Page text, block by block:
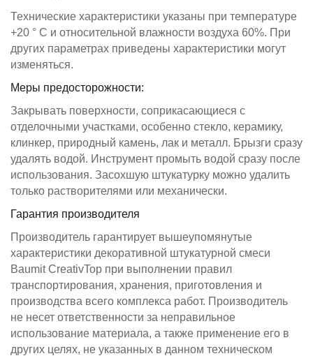
Технические характеристики указаны при температуре
+20 ° С и относительной влажности воздуха 60%. При
других параметрах приведены характеристики могут
изменяться.
Меры предосторожности:
Закрывать поверхности, соприкасающиеся с
отделочными участками, особенно стекло, керамику,
клинкер, природный камень, лак и металл. Брызги сразу
удалять водой. Инструмент промыть водой сразу после
использования. Засохшую штукатурку можно удалить
только растворителями или механически.
Гарантия производителя
Производитель гарантирует вышеупомянутые
характеристики декоративной штукатурной смеси
Baumit CreativTop при выполнении правил
транспортирования, хранения, приготовления и
производства всего комплекса работ. Производитель
не несет ответственности за неправильное
использование материала, а также применение его в
других целях, не указанных в данном техническом